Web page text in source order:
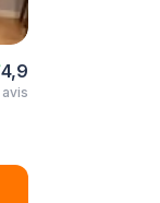
4,9
avis